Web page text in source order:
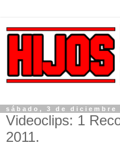
sábado, 3 de diciembre
Videoclips: 1
2011.